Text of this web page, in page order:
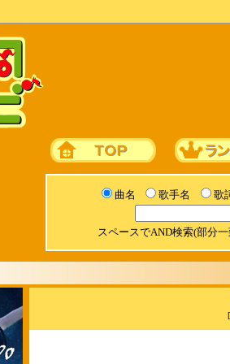
曲名 歌手名 歌
スペースでAND検索(部分